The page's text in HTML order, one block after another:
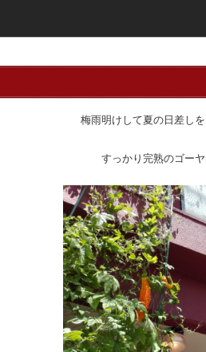
梅雨明けして夏の日差し
すっかり完熟のゴー